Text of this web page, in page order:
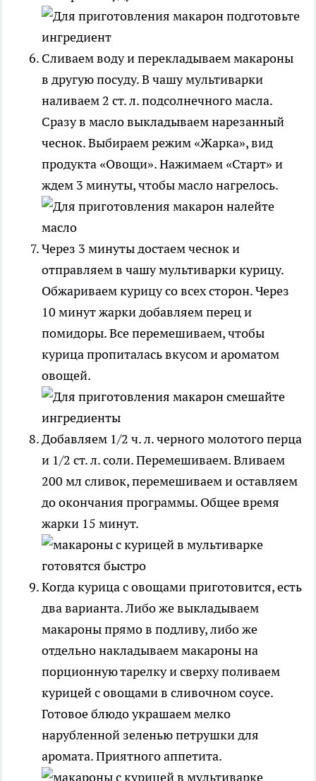
Сливаем воду и перекладываем макароны
в другую посуду. В чашу мультиварки
наливаем 2 ст. л. подсолнечного масла.
Сразу в масло выкладываем нарезанный
чеснок. Выбираем режим «Жарка», вид
продукта «Овощи». Нажимаем «Старт» и
ждем 3 минуты, чтобы масло нагрелось.
Через 3 минуты достаем чеснок и
отправляем в чашу мультиварки курицу.
Обжариваем курицу со всех сторон. Через
10 минут жарки добавляем перец и
помидоры. Все перемешиваем, чтобы
курица пропиталась вкусом и ароматом
овощей.
Добавляем 1/2 ч. л. черного молотого перца
и 1/2 ст. л. соли. Перемешиваем. Вливаем
200 мл сливок, перемешиваем и оставляем
до окончания программы. Общее время
жарки 15 минут.
Когда курица с овощами приготовится, есть
два варианта. Либо же выкладываем
макароны прямо в подливу, либо же
отдельно накладываем макароны на
порционную тарелку и сверху поливаем
курицей с овощами в сливочном соусе.
Готовое блюдо украшаем мелко
нарубленной зеленью петрушки для
аромата. Приятного аппетита.